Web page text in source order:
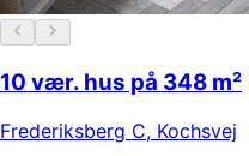
10 vær. hus på 348 m²
Frederiksberg C, Kochsvej